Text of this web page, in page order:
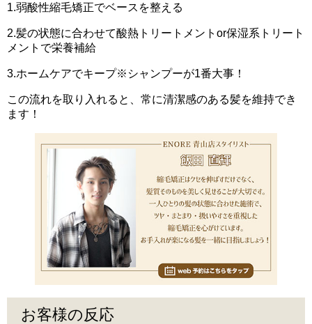
1.弱酸性縮毛矯正でベースを整える
2.髪の状態に合わせて酸熱トリートメントor保湿系トリート
メントで栄養補給
3.ホームケアでキープ※シャンプーが1番大事！
この流れを取り入れると、常に清潔感のある髪を維持でき
ます！
お客様の反応